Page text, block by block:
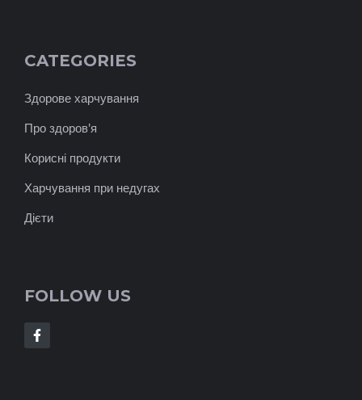
CATEGORIES
Здорове харчування
Про здоров'я
Корисні продукти
Харчування при недугах
Дієти
FOLLOW US